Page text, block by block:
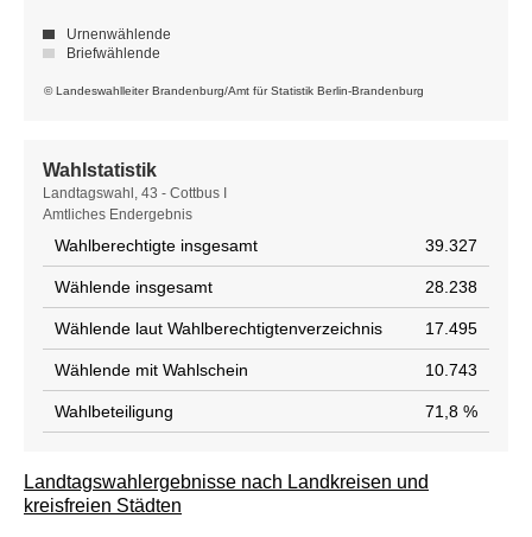
© Landeswahlleiter Brandenburg/Amt für Statistik Berlin-Brandenburg
Urnenwählende
Briefwählende
Wahlstatistik
Wahlstatistik
Landtagswahl, 43 - Cottbus I
Amtliches Endergebnis
Wahlberechtigte insgesamt 39.327
Wählende insgesamt 28.238
Wählende laut Wahlberechtigtenverzeichnis 17.495
Wählende mit Wahlschein 10.743
Wahlbeteiligung 71,8 %
Landtagswahlergebnisse nach Landkreisen und
kreisfreien Städten